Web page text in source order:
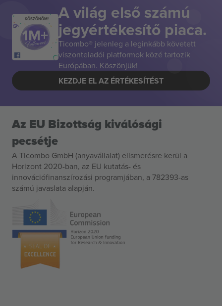
KÖSZÖNÖM! A világ első számú
jegyértékesítő piaca.
Ticombo® jelenleg a leginkább követett
viszonteladói platformok közé tartozik
Európában. Köszönjük!
KEZDJE EL AZ ÉRTÉKESÍTÉST
Az EU Bizottság kiválósági
pecsétje
A Ticombo GmbH (anyavállalat) elismerésre kerül a
Horizont 2020-ban, az EU kutatás- és
innovációfinanszírozási programjában, a 782393-as
számú javaslata alapján.